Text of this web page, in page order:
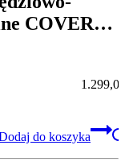
COVER
do koszyka